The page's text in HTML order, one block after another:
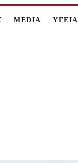
MEDIA ΥΓΕΙΑ